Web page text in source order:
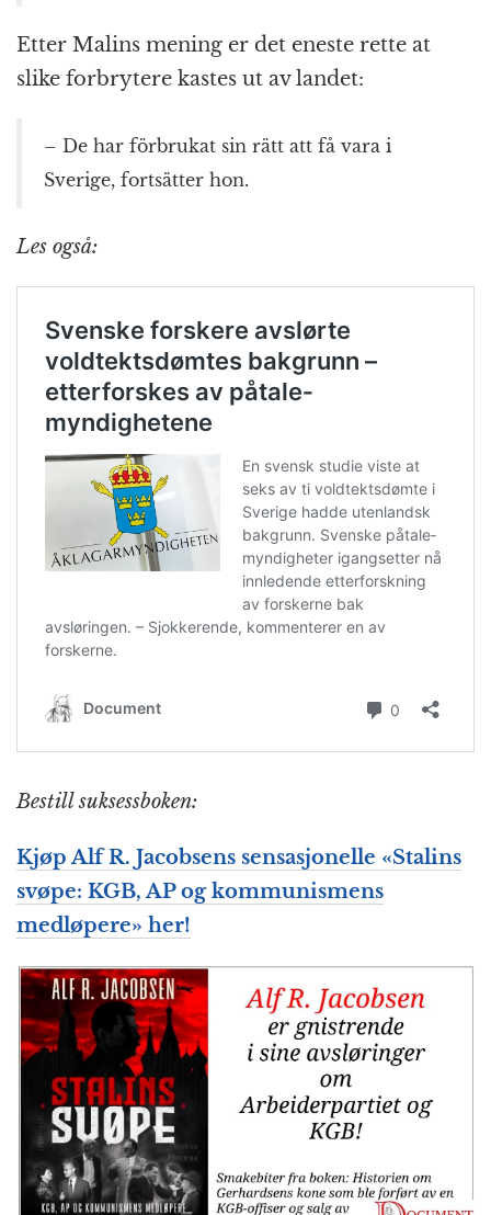
Etter Malins mening er det eneste rette at
slike forbrytere kastes ut av landet:
– De har förbrukat sin rätt att få vara i
Sverige, fortsätter hon.
Les også:
Bestill suksessboken:
Kjøp Alf R. Jacobsens sensasjonelle «Stalins
svøpe: KGB, AP og kommunismens
medløpere» her!